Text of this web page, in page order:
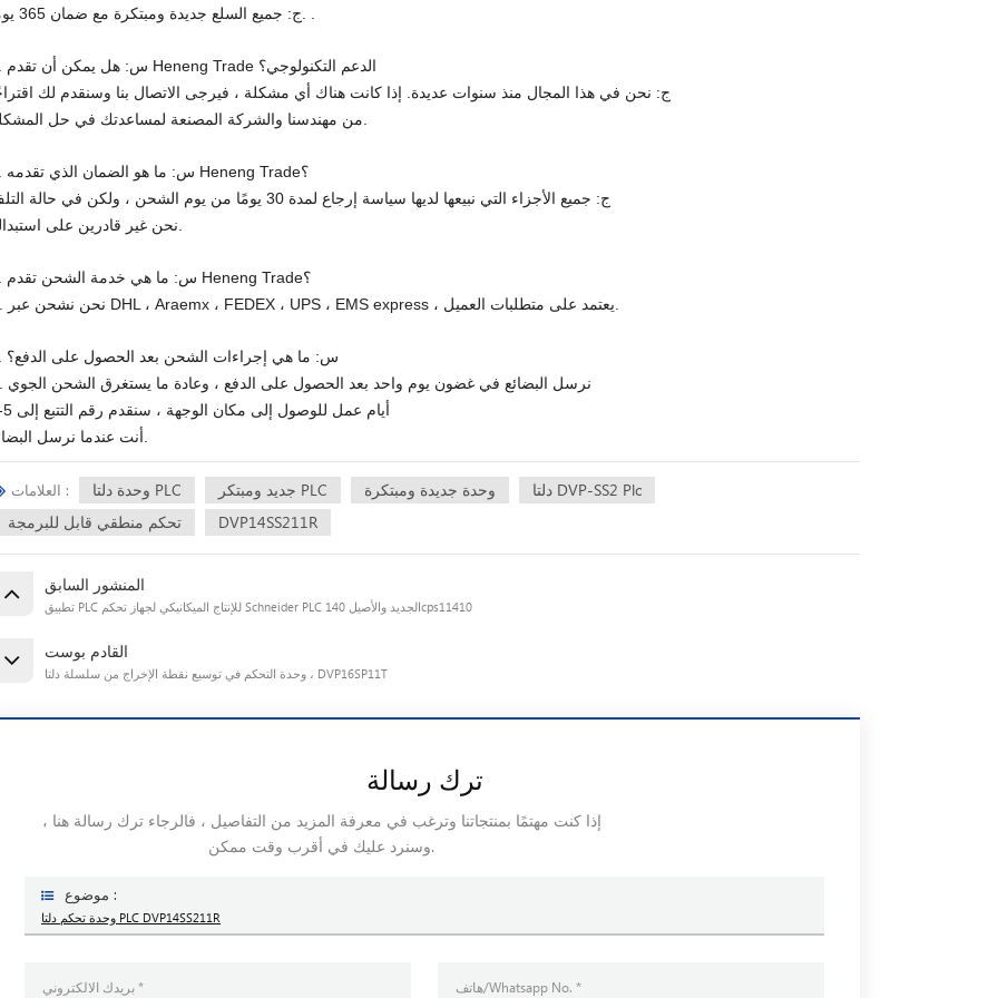
2. س: هل يمكن أن تقدم Heneng Trade الدعم التكنولوجي؟
ج: نحن في هذا المجال منذ سنوات عديدة. إذا كانت هناك أي مشكلة ، فيرجى الاتصال بنا وسنقدم لك
3. س: ما هو الضمان الذي تقدمه Heneng Trade؟
ج: جميع الأجزاء التي نبيعها لديها سياسة إرجاع لمدة 30 يومًا من يوم الشحن ، ولكن في حالة التلف
4. س: ما هي خدمة الشحن تقدم Heneng Trade؟
5. س: ما هي إجراءات الشحن بعد الحصول على الدفع؟
A. نرسل البضائع في غضون يوم واحد بعد الحصول على الدفع ، وعادة ما يستغرق الشحن الجوي
3-5 أيام عمل للوصول إلى مكان الوجهة ، سنقدم رقم التتبع إلى
العلامات : وحدة دلتا PLC جديد ومبتكر PLC وحدة جديدة ومبتكرة
دلتا DVP-SS2 Plc
تحكم منطقي قابل للبرمجة
DVP14SS211R
المنشور السابق
تطبيق PLC للإنتاج الميكانيكي لجهاز تحكم Schneider PLC الجديد والأصيل 140cps11410
القادم بوست
وحدة التحكم في توسيع نقطة الإخراج من سلسلة دلتا ، DVP16SP11T
ترك رسالة
إذا كنت مهتمًا بمنتجاتنا وترغب في معرفة المزيد من التفاصيل ، فالرجاء ترك رسالة هنا ،
وسنرد عليك في أقرب وقت ممكن.
موضوع :
وحدة تحكم دلتا PLC DVP14SS211R